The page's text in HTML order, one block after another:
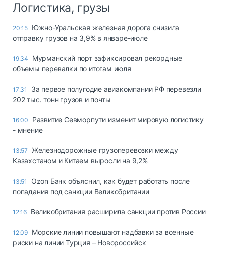
Логистика, грузы
20:15 Южно-Уральская железная дорога снизила
отправку грузов на 3,9% в январе-июле
19:34
Мурманский порт зафиксировал рекордные
объемы перевалки по итогам июля
17:31
За первое полугодие авиакомпании РФ перевезли
202 тыс. тонн грузов и почты
16:00
Развитие Севморпути изменит мировую логистику
- мнение
13:57
Железнодорожные грузоперевозки между
Казахстаном и Китаем выросли на 9,2%
13:51
Ozon Банк объяснил, как будет работать после
попадания под санкции Великобритании
12:16 Великобритания расширила санкции против России
12:09 Морские линии повышают надбавки за военные
риски на линии Турция – Новороссийск